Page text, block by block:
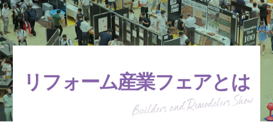
リフォーム産業フェアとは